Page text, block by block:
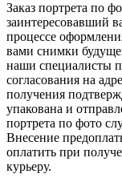
Заказ портрета по
заинтересовавший
процессе
вами снимки
наши специалисты
согласования на
получения
упакована и
портрета по фото
Внесение
оплатить при
курьеру.